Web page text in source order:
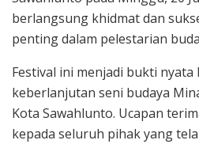
berlangsung khidmat dan
penting dalam pelestarian
Festival ini menjadi bukti
keberlanjutan seni budaya
Kota Sawahlunto. Ucapan
kepada seluruh pihak yang